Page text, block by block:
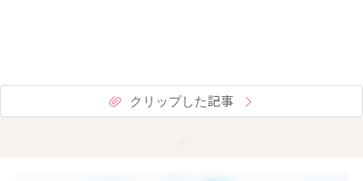
クリップした記事